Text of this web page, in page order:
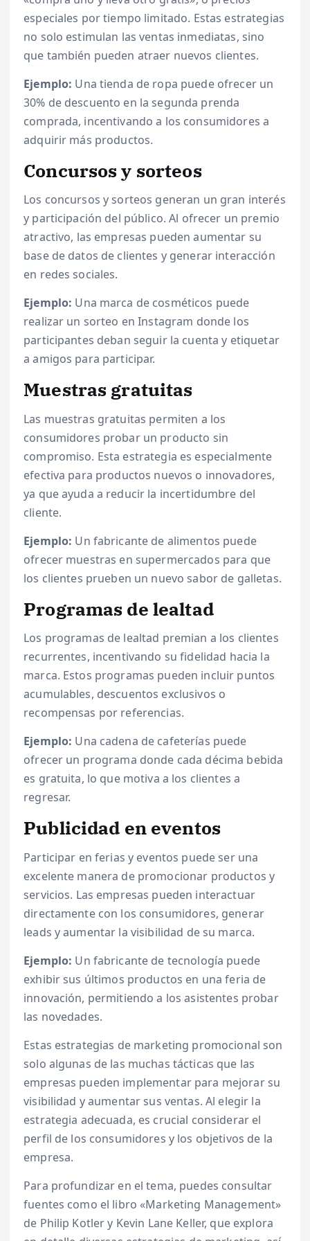
especiales por tiempo limitado. Estas estrategias
no solo estimulan las ventas inmediatas, sino
que también pueden atraer nuevos clientes.
Ejemplo: Una tienda de ropa puede ofrecer un
30% de descuento en la segunda prenda
comprada, incentivando a los consumidores a
adquirir más productos.
Concursos y sorteos
Los concursos y sorteos generan un gran interés
y participación del público. Al ofrecer un premio
atractivo, las empresas pueden aumentar su
base de datos de clientes y generar interacción
en redes sociales.
Ejemplo: Una marca de cosméticos puede
realizar un sorteo en Instagram donde los
participantes deban seguir la cuenta y etiquetar
a amigos para participar.
Muestras gratuitas
Las muestras gratuitas permiten a los
consumidores probar un producto sin
compromiso. Esta estrategia es especialmente
efectiva para productos nuevos o innovadores,
ya que ayuda a reducir la incertidumbre del
cliente.
Ejemplo: Un fabricante de alimentos puede
ofrecer muestras en supermercados para que
los clientes prueben un nuevo sabor de galletas.
Programas de lealtad
Los programas de lealtad premian a los clientes
recurrentes, incentivando su fidelidad hacia la
marca. Estos programas pueden incluir puntos
acumulables, descuentos exclusivos o
recompensas por referencias.
Ejemplo: Una cadena de cafeterías puede
ofrecer un programa donde cada décima bebida
es gratuita, lo que motiva a los clientes a
regresar.
Publicidad en eventos
Participar en ferias y eventos puede ser una
excelente manera de promocionar productos y
servicios. Las empresas pueden interactuar
directamente con los consumidores, generar
leads y aumentar la visibilidad de su marca.
Ejemplo: Un fabricante de tecnología puede
exhibir sus últimos productos en una feria de
innovación, permitiendo a los asistentes probar
las novedades.
Estas estrategias de marketing promocional son
solo algunas de las muchas tácticas que las
empresas pueden implementar para mejorar su
visibilidad y aumentar sus ventas. Al elegir la
estrategia adecuada, es crucial considerar el
perfil de los consumidores y los objetivos de la
empresa.
Para profundizar en el tema, puedes consultar
fuentes como el libro «Marketing Management»
de Philip Kotler y Kevin Lane Keller, que explora